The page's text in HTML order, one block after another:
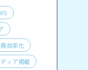
効率化
ディア掲載